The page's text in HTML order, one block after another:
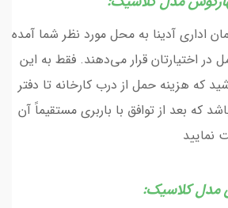
اداری آدینا به محل مورد نظر شما آمده
در اختیارتان قرار می‌دهند. فقط به این
که هزینه حمل از درب کارخانه تا دفتر
که بعد از توافق با باربری مستقیماً آن
نمایید
مدل کلاسیک: